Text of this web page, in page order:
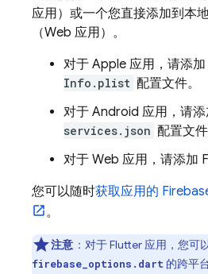
应用）或一个您直接添加到本
（Web 应用）。
对于 Apple 应用，请添加
Info.plist 配置文件。
对于 Android 应用，请添
services.json 配置文件
对于 Web 应用，请添加
您可以随时获取应用的
。
注意 ：对于 Flutter 应用，您可
firebase_options.dart 的跨平